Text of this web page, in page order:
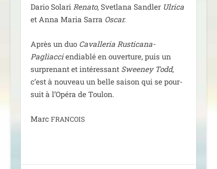
Dario Solari Renato, Svetlana Sandler Ulrica
et Anna Maria Sarra Oscar.
Après un duo Cavalleria Rusticana-
Pagliacciendia­blé en ouver­ture, puis un
sur­pre­nant et inté­res­sant Sweeney Todd,
c’est à nou­veau un belle sai­son qui se pour­
suit à l’Opéra de Toulon.
Marc FRANCOIS